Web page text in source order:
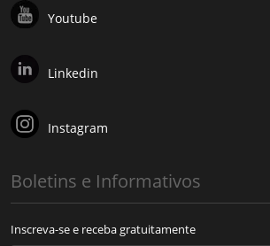
Youtube
Linkedin
Instagram
Boletins e Informativos
Inscreva-se e receba gratuitamente